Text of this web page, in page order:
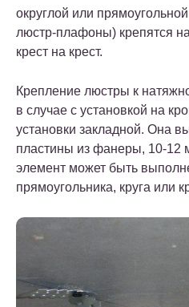
округлой или
люстр-плафоны) крепятся
крест на крест.
Крепление люстры к
в случае с установкой на
установки закладной. Она
пластины из фанеры, 10-12
элемент может быть
прямоугольника, круга или